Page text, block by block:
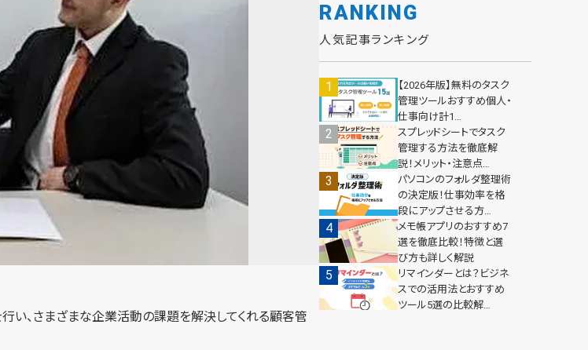
い、さまざまな企業活動の課題を解決してくれる顧客管
RANKING
人気記事ランキング
【2026年版】無料のタスク
管理ツールおすすめ個人・
仕事向け計1…
スプレッドシートでタスク
管理する方法を徹底解
説！メリット・注意点…
パソコンのフォルダ整理術
の決定版！仕事効率を格
段にアップさせる方…
メモ帳アプリのおすすめ7
選を徹底比較！特徴と選
び方も詳しく解説
リマインダーとは？ビジネ
スでの活用法とおすすめ
ツール5選の比較解…